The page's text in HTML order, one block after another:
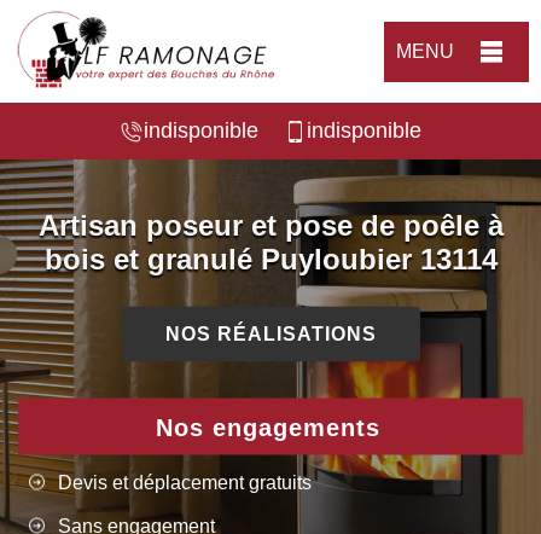
MENU
indisponible indisponible
Artisan poseur et pose de poêle à
bois et granulé Puyloubier 13114
NOS RÉALISATIONS
Nos engagements
Devis et déplacement gratuits
Sans engagement